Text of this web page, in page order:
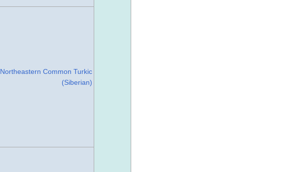
Northeastern Common Turkic
(Siberian)